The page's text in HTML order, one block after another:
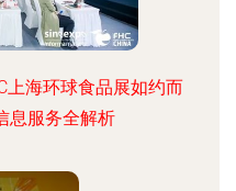
上海环球食品展如约而
息服务全解析